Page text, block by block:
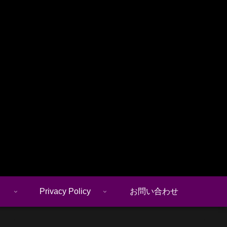
Privacy Policy お問い合わせ